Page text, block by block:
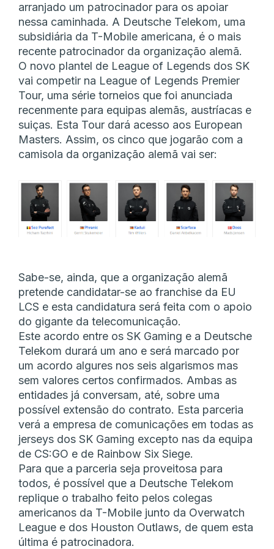
arranjado um patrocinador para os apoiar
nessa caminhada. A Deutsche Telekom, uma
subsidiária da T-Mobile americana, é o mais
recente patrocinador da organização alemã.
O novo plantel de League of Legends dos SK
vai competir na League of Legends Premier
Tour, uma série torneios que foi anunciada
recenmente para equipas alemãs, austríacas e
suiças. Esta Tour dará acesso aos European
Masters. Assim, os cinco que jogarão com a
camisola da organização alemã vai ser:
Sabe-se, ainda, que a organização alemã
pretende candidatar-se ao franchise da EU
LCS e esta candidatura será feita com o apoio
do gigante da telecomunicação.
Este acordo entre os SK Gaming e a Deutsche
Telekom durará um ano e será marcado por
um acordo algures nos seis algarismos mas
sem valores certos confirmados. Ambas as
entidades já conversam, até, sobre uma
possível extensão do contrato. Esta parceria
verá a empresa de comunicações em todas as
jerseys dos SK Gaming excepto nas da equipa
de CS:GO e de Rainbow Six Siege.
Para que a parceria seja proveitosa para
todos, é possível que a Deutsche Telekom
replique o trabalho feito pelos colegas
americanos da T-Mobile junto da Overwatch
League e dos Houston Outlaws, de quem esta
última é patrocinadora.